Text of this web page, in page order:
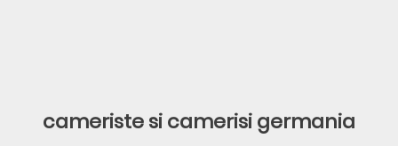
cameriste si camerisi germania